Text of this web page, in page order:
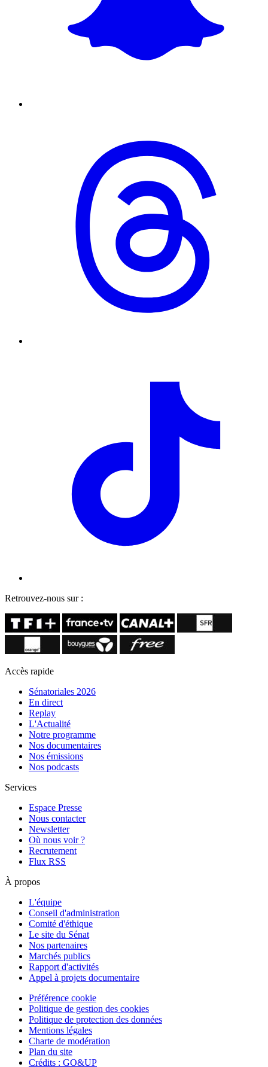
Retrouvez-nous sur :
Accès rapide
Sénatoriales 2026
En direct
Replay
L'Actualité
Notre programme
Nos documentaires
Nos émissions
Nos podcasts
Services
Espace Presse
Nous contacter
Newsletter
Où nous voir ?
Recrutement
Flux RSS
À propos
L'équipe
Conseil d'administration
Comité d'éthique
Le site du Sénat
Nos partenaires
Marchés publics
Rapport d'activités
Appel à projets documentaire
Préférence cookie
Politique de gestion des cookies
Politique de protection des données
Mentions légales
Charte de modération
Plan du site
Crédits : GO&UP